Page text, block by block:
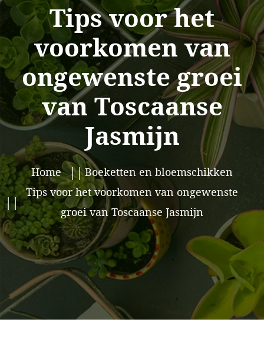
Tips voor het
voorkomen van
ongewenste groei
van Toscaanse
Jasmijn
Home
Boeketten en bloemschikken
Tips voor het voorkomen van ongewenste
groei van Toscaanse Jasmijn